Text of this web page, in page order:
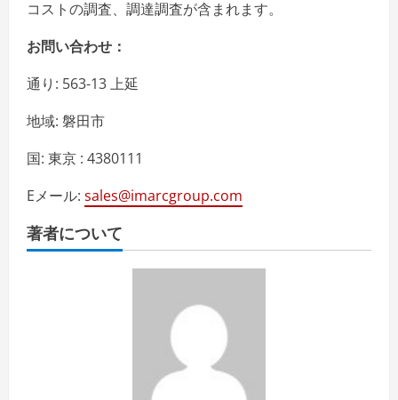
コストの調査、調達調査が含まれます。
お問い合わせ：
通り: 563-13 上延
地域: 磐田市
国: 東京 : 4380111
Eメール: sales@imarcgroup.com
著者について